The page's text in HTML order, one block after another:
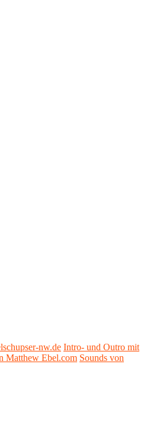
nw.de Intro- und Outro mit
Matthew Ebel.com Sounds von